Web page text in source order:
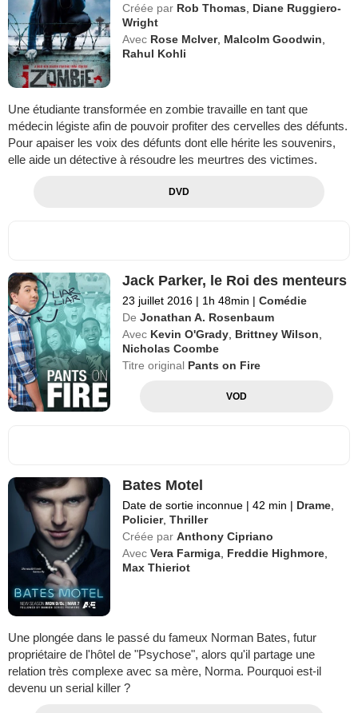
Créée par Rob Thomas
Diane Ruggiero-
Wright
Avec Rose McIver, Malcolm Goodwin
Rahul Kohli
Une étudiante transformée en zombie travaille en tant que
médecin légiste afin de pouvoir profiter des cervelles des défunts.
Pour apaiser les voix des défunts dont elle hérite les souvenirs,
elle aide un détective à résoudre les meurtres des victimes.
DVD
Jack Parker, le Roi des menteurs
23 juillet 2016 | 1h 48min | Comédie
De Jonathan A. Rosenbaum
Avec Kevin O'Grady Brittney Wilson
Nicholas Coombe
Titre original Pants on Fire
VOD
Bates Motel
Date de sortie inconnue | 42 min | Drame
Policier,Thriller
Créée par Anthony Cipriano
Avec Vera Farmiga Freddie Highmore
Max Thieriot
Une plongée dans le passé du fameux Norman Bates, futur
propriétaire de l'hôtel de "Psychose", alors qu'il partage une
relation très complexe avec sa mère, Norma. Pourquoi est-il
devenu un serial killer ?